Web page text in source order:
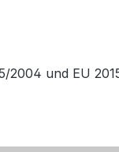
und EU